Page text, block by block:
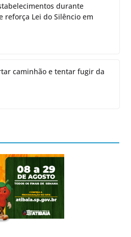
durante
reforça Lei do Silêncio em
caminhão e tentar fugir da